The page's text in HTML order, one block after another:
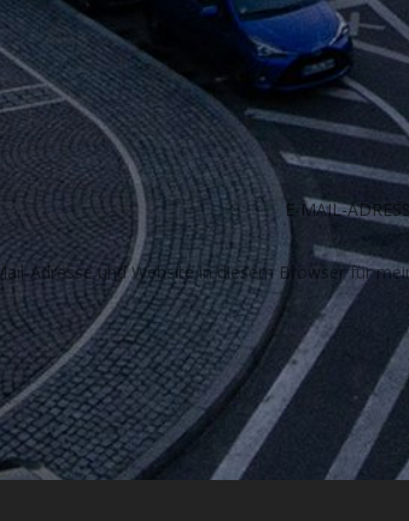
Adresse und Website in diesem Browser für